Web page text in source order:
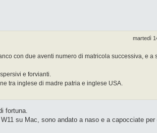
martedì
con due aventi numero di matricola successiva, e a
e forvianti.
tra inglese di madre patria e inglese USA.
fortuna.
su Mac, sono andato a naso e a capocciate per